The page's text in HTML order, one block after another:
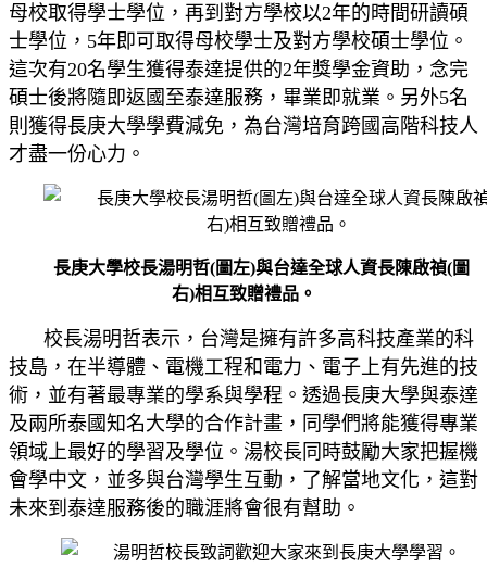
母校取得學士學位，再到對方學校以2年的時間研讀碩
士學位， 5年即可取得母校學士及對方學校碩士學位。
這次有20名學生獲得泰達提供的2年獎學金資助，念完
碩士後將隨即返國至泰達服務，畢業即就業。另外5名
則獲得長庚大學學費減免，為台灣培育跨國高階科技人
才盡一份心力。
長庚大學校長湯明哲(圖左)與台達全球人資長陳啟禎(圖
右)相互致贈禮品。
校長湯明哲表示，台灣是擁有許多高科技產業的科
技島，在半導體、電機工程和電力、電子上有先進的技
術，並有著最專業的學系與學程。透過長庚大學與泰達
及兩所泰國知名大學的合作計畫，同學們將能獲得專業
領域上最好的學習及學位。湯校長同時鼓勵大家把握機
會學中文，並多與台灣學生互動，了解當地文化，這對
未來到泰達服務後的職涯將會很有幫助。